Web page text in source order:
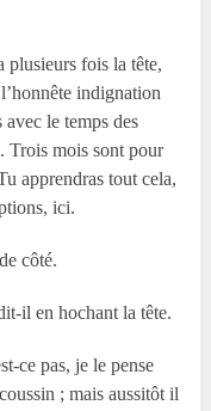
plusieurs fois la tête,
indignation
le temps des
Trois mois sont pour
apprendras tout cela,
ici.
côté.
il en hochant la tête.
ce pas, je le pense
; mais aussitôt il